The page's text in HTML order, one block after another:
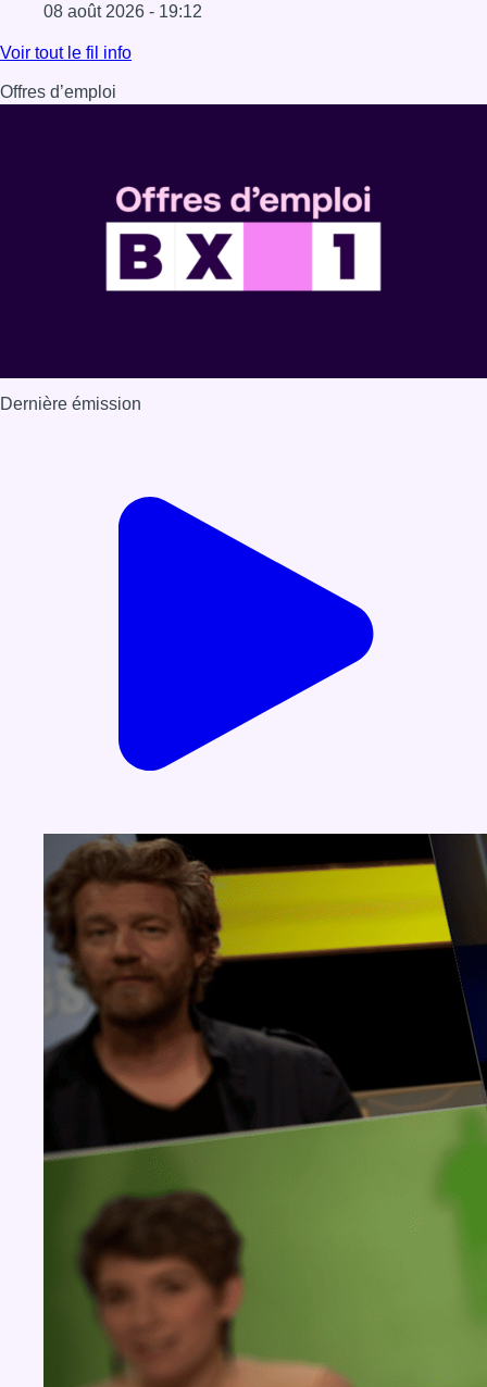
08 août 2026 - 19:12
Lire l'article Marathon de contrôles de vitesse ce week-
Voir tout le fil info
Offres d’emploi
Dernière émission